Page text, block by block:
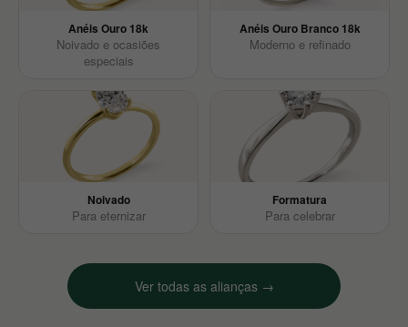
Anéis Ouro 18k
Noivado e ocasiões
especiais
Anéis Ouro Branco 18k
Moderno e refinado
Noivado
Para eternizar
Formatura
Para celebrar
Ver todas as alianças →